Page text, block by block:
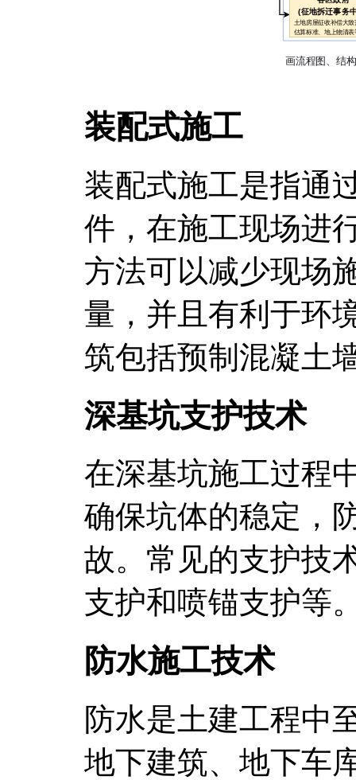
装配式施工
装配式施工是指通
件，在施工现场进
方法可以减少现场
量，并且有利于环
筑包括预制混凝土
深基坑支护技术
在深基坑施工过程
确保坑体的稳定，
故。常见的支护技
支护和喷锚支护等
防水施工技术
防水是土建工程中
地下建筑、地下车